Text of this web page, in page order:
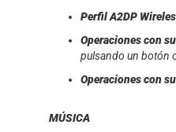
Perfil A2DP
Operaciones con
pulsando un botón
Operaciones con
MÚSICA